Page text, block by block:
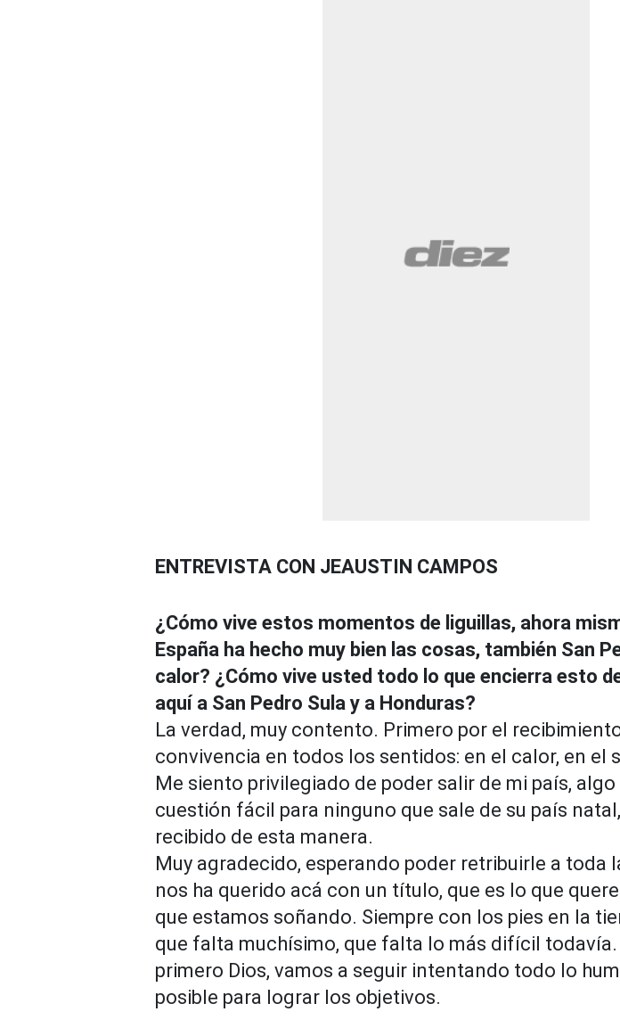
ENTREVISTA CON JEAUSTIN CAMPOS
¿Cómo vive estos momentos de liguillas, ahora
España ha hecho muy bien las cosas, también San
calor? ¿Cómo vive usted todo lo que encierra esto
aquí a San Pedro Sula y a Honduras?
La verdad, muy contento. Primero por el
convivencia en todos los sentidos: en el calor, en el
Me siento privilegiado de poder salir de mi país, algo
cuestión fácil para ninguno que sale de su país
recibido de esta manera.
Muy agradecido, esperando poder retribuirle a toda
nos ha querido acá con un título, que es lo que
que estamos soñando. Siempre con los pies en la
que falta muchísimo, que falta lo más difícil todavía.
primero Dios, vamos a seguir intentando todo lo
posible para lograr los objetivos.